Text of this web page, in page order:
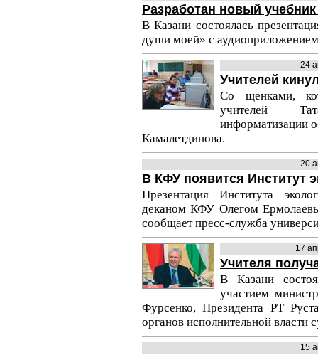
Разработан новый
В Казани состоялась
души моей» с
24
Учителей
Со щенками,
учителей
информатизации
Камалетдинова.
20
В КФУ появится Институт
Презентация Института
деканом КФУ Олегом
сообщает пресс-служба
17
Учителя
В Казани
участием
Фурсенко, Президента РТ
органов исполнительной власти
15